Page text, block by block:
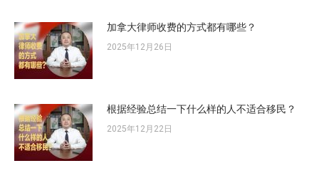
加拿大律师收费的方式都有哪些？
2025年12月26日
根据经验总结一下什么样的人不适合移民？
2025年12月22日